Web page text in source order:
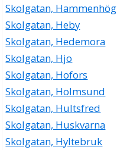
Skolgatan, Hammenhög
Skolgatan, Heby
Skolgatan, Hedemora
Skolgatan, Hjo
Skolgatan, Hofors
Skolgatan, Holmsund
Skolgatan, Hultsfred
Skolgatan, Huskvarna
Skolgatan, Hyltebruk